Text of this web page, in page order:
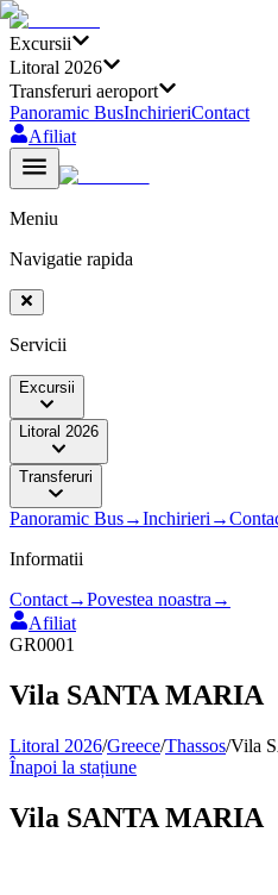
Excursii
Litoral 2026
Transferuri aeroport
Panoramic BusInchirieriContact
Afiliat
Meniu
Navigatie rapida
Servicii
Excursii
Litoral 2026
Transferuri
Panoramic Bus→Inchirieri →
Informatii
Contact→Povestea noastra →
Afiliat
GR0001
Vila SANTA MARIA
Litoral 2026/Greece/Thassos/Vila
Înapoi la stațiune
Vila SANTA MARIA